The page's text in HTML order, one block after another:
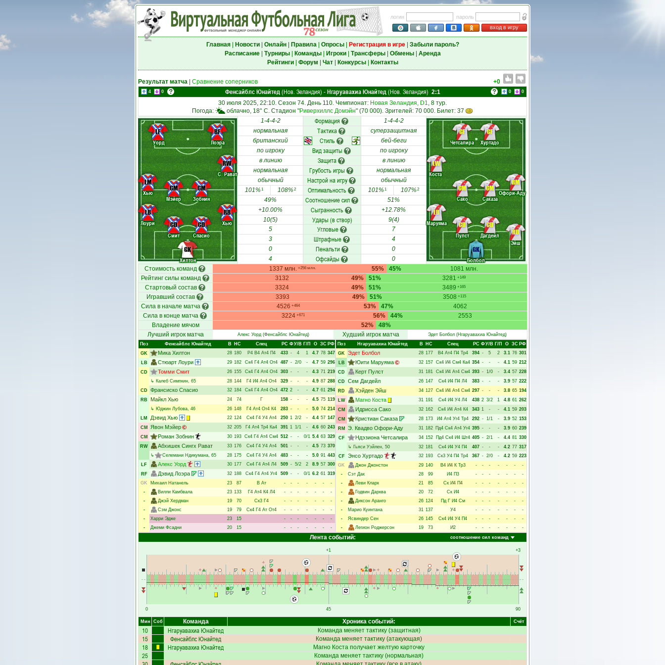
логин
пароль
вход в игру
Главная| Новости| Онлайн| Правила| Опросы| Регистрация в игре| Забыли пароль?
Расписание| Турниры| Команды| Игроки| Трансферы| Обмены| Аренда
Рейтинги| Форум Чат| Конкурсы| Контакты
Результат матча Сравнение соперников +0
4 0 Фенсайблс Юнайтед(Нов. Зеландия) - Нгаруавахиа Юнайтед(Нов. Зеландия) 2:1 0 0
30 июля 2025, 22:10. Сезон 74. День 110. Чемпионат: Новая Зеландия, D1, 8 тур.
Погода:
облачно, 18° C. Стадион "Риверхиллс Домэйн" (70 000). Зрителей: 70 000. Билет: 37
Хилтон
Лоури
Смит
Спасио
Хью
Хью
Мэйер
Зобнин
С. Рават
Уорд Лоэра
GK
LB
CD
CD
RB
LM
CM CM
RW
LF RF
1-4-4-2 Формация 1-4-4-2
Болбол
Маруяма
Пулст
Дагдейл
Эйш
Коста
Сако Саказа
Офори-Аду
Четсалира Хуртадо
GK
LB
CD
CD
RD
LW
CM CM
RM
CF CF
нормальная Тактика
суперзащитная
британский
Стиль
бей-беги
по игроку
Вид защиты
по игроку
в линию
Защита
в линию
нормальная
Грубость игры
нормальная
обычный
Настрой на игру
обычный
101%1 108%2 Оптимальность 101%1 107%2
49% Соотношение сил
51%
+10.00%
Сыгранность
+12.78%
10(5)
Удары (в створ)
9(4)
5
Угловые
7
3
Штрафные
4
0
Пенальти
0
4
Офсайды
0
Стоимость команд
1337 млн. +256 млн. 55% 1081 млн.
45%
Рейтинг силы команд
3132 49% 3281 +149
51%
Стартовый состав
3324 49% 3489 +165
51%
Игравший состав
3393 49% 3508 +115
51%
Сила в начале матча
4526 +464 53% 4062
47%
Сила в конце матча
3224 +671 56% 2553
44%
Владение мячом
52%
48%
Лучший игрок матча
Алекс Уорд(Фенсайблс Юнайтед) Худший игрок матча Эдет Болбол (Нгаруавахиа Юнайтед)
Поз
Фенсайблс Юнайтед В НC Спец РC ФУ/В Г/П О ЗС РФ
GK
Мика Хилтон 28 180 Р4 В4 Ат4 П4 433 - 4 1 4.7 78 347
LB
Стюарт Лоури 29 182 Ск4 Г4 Ат4 От4 487 - 2/0 - 4.7 59 296
CD
Томми Смит 26 155 Ск4 Г4 Ат4 От4 303 - - - 4.3 71 219
↳ Калеб Симпкин, 65 28 144 Г4 И4 Ат4 От4 329 - - - 4.9 87 288
CD Франсиско Спасио 32 184 Ск4 Г4 Ат4 От4 472 2 - - 4.7 61 294
RB
Майкл Хью 24 74 Г 158 - - - 4.5 75 119
↳ Юджин Лубова, 46 26 148 Г4 Ат4 От4 К4 283 - - - 5.0 74 214
LM
Дэвид Хью 22 124 Ск4 Г4 У4 Ат4 250 1 2/2 - 4.4 57 147
CM
Явон Мэйер 32 205 Г4 Ат4 Тр4 Ка4 391 1 1/1 - 4.6 60 243
CM
Роман Зобнин 30 193 Ск4 Г4 Ат4 См4 512 - - 0/1 5.4 63 329
RW
Абхишек Сингх Рават 33 176 Ск4 Г4 У4 Ат4 501 - - - 4.5 73 370
↳
Селемани Ндикумана, 65 28 175 Ск4 Г4 У4 Ат4 483 - - - 5.0 91 443
LF
Алекс Уорд 30 177 Ск4 Г4 Ат4 Л4 509 - 5/2 2 8.9 57 300
RF
Дэвид Лоэра 32 188 Ск4 Г4 Ат4 Уг4 509 - - 0/1 6.2 61 319
GK
Михаил Натанель 23 87 В Ат - - - - - -
-
-
Вилли Камбвала 23 133 Г4 Ат4 К4 Л4 - - - - - -
-
-
Джэй Хердман 19 70 Ск3 Г4 - - - - - -
-
-
Сэм Джонс 19 79 Ск4 Г4 Ат От4 - - - - - -
-
-
Харри Эдже 23 15 - - - - - -
-
-
Джеми Фсадни 20 15 - - - - - - -
Поз Нгаруавахиа Юнайтед В НC Спец РC ФУ/В Г/П О ЗС РФ
GK Эдет Болбол 28 177 В4 Ат4 П4 Тр4 394 - 5 2 3.1 76 301
LB
Юити Маруяма 32 157 Ск4 И4 См4 Ка4 354 - - - 4.1 59 212
CD
Керт Пулст 31 181 Ск4 И4 Ат4 См4 393 - 1/0 - 3.4 57 228
CD
Сем Дагдейл 26 147 Ск4 И4 П4 Л4 383 - - - 3.9 57 222
RD
Хэйден Эйш 34 127 Ск4 И4 Ат4 См4 297 - - - 3.8 65 194
LW
Магно Коста 31 191 Ск4 И4 У4 Л4 438 2 3/2 1 4.8 61 262
CM
Идрисса Сако 32 162 Ск4 И4 Ат4 К4 343 1 - - 4.1 59 203
CM
Кристиан Саказа 28 173 И4 Ат4 Уг4 Тр4 292 - 1/1 - 3.9 52 153
RM
Э. Квадво Офори-Аду 31 182 Пд4 Ск4 Ат4 Уг4 395 - - - 3.9 60 239
CF
Ндэзиона Четсалира 34 152 Пд4 Ск4 И4 Шт4 405 - 2/1 - 4.4 81 330
↳ Гьяси Уэйлен, 50 32 181 Ск4 И4 У4 П4 407 - - - 4.2 77 317
CF
Энсо Хуртадо 32 193 Ск3 У4 П4 Тр4 367 - 2/0 - 4.2 59 223
GK
Джон Джонстон 29 140 В4 И4 К Тр3 - - - - - -
-
-
Сэт Дак 28 99 И4 П3 - - - - - -
-
-
Леви Кларк 21 85 Ск И4 П4 - - - - - -
-
-
Годвин Дарква 20 72 Ск И4 - - - - - -
-
-
Диксон Аранго 26 124 Пд Г И4 См - - - - - -
-
-
Марио Куинтана 31 137 У4 - - - - - -
-
-
Ясвиндер Сен 26 145 Ск4 И4 У4 П4 - - - - - -
-
-
Легион Роджерсон 19 73 И2 - - - - - -
-
соотношение сил команд
Лента событий:
0
+1
45
+3
90
Мин Соб Команда Хроника событий: Счёт
10 Нгаруавахиа Юнайтед Команда меняет тактику (защитная)
15 Фенсайблс Юнайтед Команда меняет тактику (атакующая)
18 Нгаруавахиа Юнайтед Магно Коста получает желтую карточку
25 Команда меняет тактику (нормальная)